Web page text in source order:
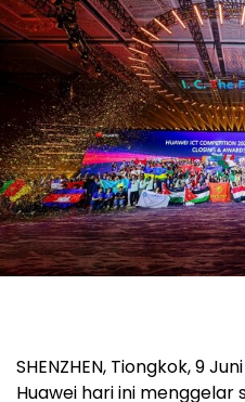
SHENZHEN, Tiongkok, 9
Huawei hari ini menggelar